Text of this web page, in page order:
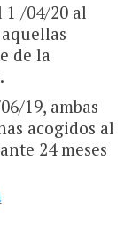
1 /04/20 al
de la
19, ambas
acogidos al
24 meses